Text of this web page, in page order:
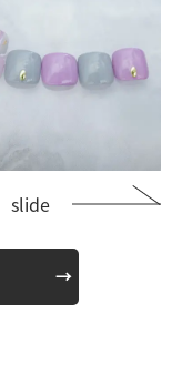
slide